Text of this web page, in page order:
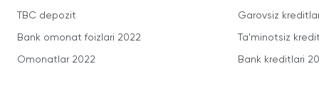
TBC depozit
Bank omonat foizlari 2022
Omonatlar 2022
Garovsiz
Ta'minotsiz
Bank kreditlari